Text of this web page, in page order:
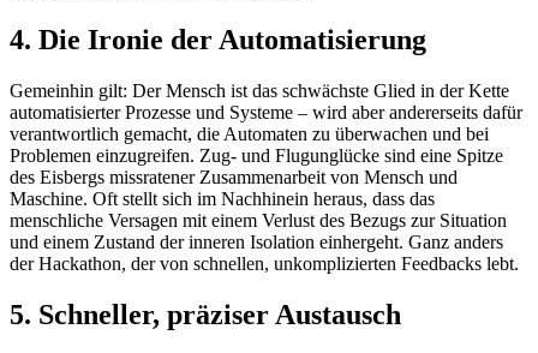
4. Die Ironie der Automatisierung
Gemeinhin gilt: Der Mensch ist das schwächste Glied in der Kette
automatisierter Prozesse und Systeme – wird aber andererseits dafür
verantwortlich gemacht, die Automaten zu überwachen und bei
Problemen einzugreifen. Zug- und Flugunglücke sind eine Spitze
des Eisbergs missratener Zusammenarbeit von Mensch und
Maschine. Oft stellt sich im Nachhinein heraus, dass das
menschliche Versagen mit einem Verlust des Bezugs zur Situation
und einem Zustand der inneren Isolation einhergeht. Ganz anders
der Hackathon, der von schnellen, unkomplizierten Feedbacks lebt.
5. Schneller, präziser Austausch